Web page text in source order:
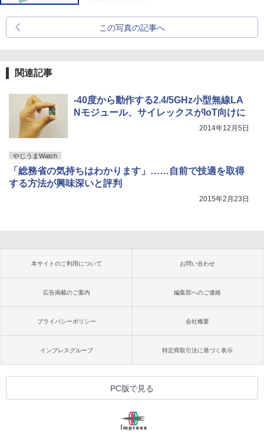
この写真の記事へ
関連記事
-40度から動作する2.4/5GHz小型無線LA
Nモジュール、サイレックスがIoT向けに
2014年12月5日
やじうまWatch
「総務省の気持ちはわかります」……自前で技適を取得
する方法が興味深いと評判
2015年2月23日
本サイトのご利用について お問い合わせ
広告掲載のご案内 編集部へのご連絡
プライバシーポリシー 会社概要
インプレスグループ 特定商取引法に基づく表示
PC版で見る